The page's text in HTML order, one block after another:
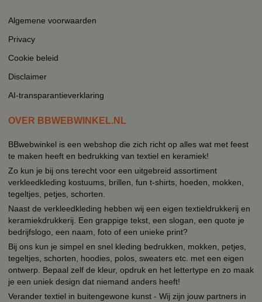
Algemene voorwaarden
Privacy
Cookie beleid
Disclaimer
AI-transparantieverklaring
OVER BBWEBWINKEL.NL
BBwebwinkel is een webshop die zich richt op alles wat met feest
te maken heeft en bedrukking van textiel en keramiek!
Zo kun je bij ons terecht voor een uitgebreid assortiment
verkleedkleding kostuums, brillen, fun t-shirts, hoeden, mokken,
tegeltjes, petjes, schorten.
Naast de verkleedkleding hebben wij een eigen textieldrukkerij en
keramiekdrukkerij. Een grappige tekst, een slogan, een quote je
bedrijfslogo, een naam, foto of een unieke print?
Bij ons kun je simpel en snel kleding bedrukken, mokken, petjes,
tegeltjes, schorten, hoodies, polos, sweaters etc. met een eigen
ontwerp. Bepaal zelf de kleur, opdruk en het lettertype en zo maak
je een uniek design dat niemand anders heeft!
Verander textiel in buitengewone kunst - Wij zijn jouw partners in